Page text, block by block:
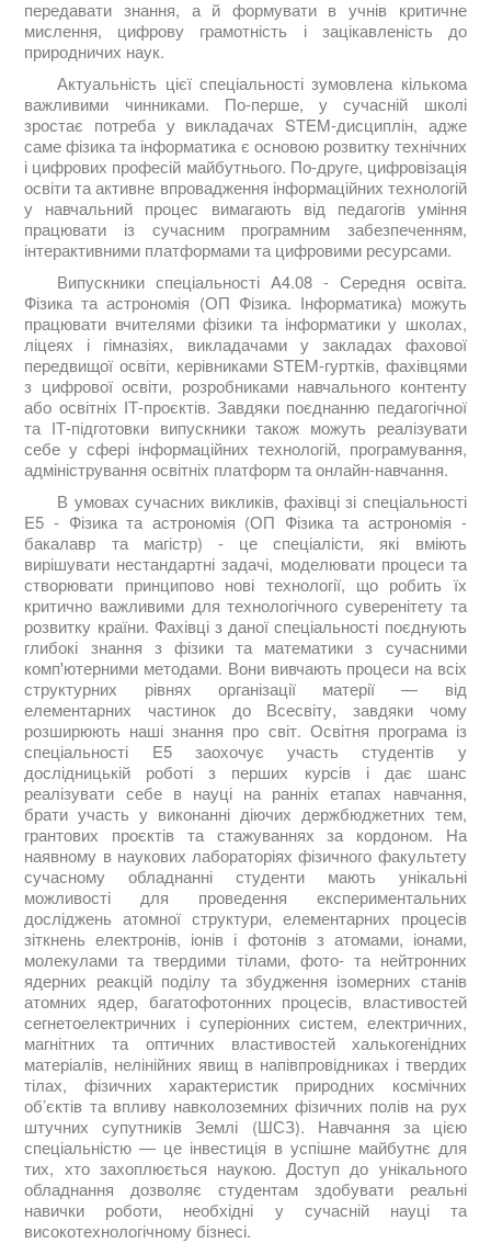
передавати знання, а й формувати в учнів критичне
мислення, цифрову грамотність і зацікавленість до
природничих наук.
Актуальність цієї спеціальності зумовлена кількома
важливими чинниками. По-перше, у сучасній школі
зростає потреба у викладачах STEM-дисциплін, адже
саме фізика та інформатика є основою розвитку технічних
і цифрових професій майбутнього. По-друге, цифровізація
освіти та активне впровадження інформаційних технологій
у навчальний процес вимагають від педагогів уміння
працювати із сучасним програмним забезпеченням,
інтерактивними платформами та цифровими ресурсами.
Випускники спеціальності A4.08 - Середня освіта.
Фізика та астрономія (ОП Фізика. Інформатика) можуть
працювати вчителями фізики та інформатики у школах,
ліцеях і гімназіях, викладачами у закладах фахової
передвищої освіти, керівниками STEM-гуртків, фахівцями
з цифрової освіти, розробниками навчального контенту
або освітніх ІТ-проєктів. Завдяки поєднанню педагогічної
та ІТ-підготовки випускники також можуть реалізувати
себе у сфері інформаційних технологій, програмування,
адміністрування освітніх платформ та онлайн-навчання.
В умовах сучасних викликів, фахівці зі спеціальності
E5 - Фізика та астрономія (ОП Фізика та астрономія -
бакалавр та магістр) - це спеціалісти, які вміють
вирішувати нестандартні задачі, моделювати процеси та
створювати принципово нові технології, що робить їх
критично важливими для технологічного суверенітету та
розвитку країни. Фахівці з даної спеціальності поєднують
глибокі знання з фізики та математики з сучасними
комп'ютерними методами. Вони вивчають процеси на всіх
структурних рівнях організації матерії — від
елементарних частинок до Всесвіту, завдяки чому
розширюють наші знання про світ. Освітня програма із
спеціальності E5 заохочує участь студентів у
дослідницькій роботі з перших курсів і дає шанс
реалізувати себе в науці на ранніх етапах навчання,
брати участь у виконанні діючих держбюджетних тем,
грантових проєктів та стажуваннях за кордоном. На
наявному в наукових лабораторіях фізичного факультету
сучасному обладнанні студенти мають унікальні
можливості для проведення експериментальних
досліджень атомної структури, елементарних процесів
зіткнень електронів, іонів і фотонів з атомами, іонами,
молекулами та твердими тілами, фото- та нейтронних
ядерних реакцій поділу та збудження ізомерних станів
атомних ядер, багатофотонних процесів, властивостей
сегнетоелектричних і суперіонних систем, електричних,
магнітних та оптичних властивостей халькогенідних
матеріалів, нелінійних явищ в напівпровідниках і твердих
тілах, фізичних характеристик природних космічних
об’єктів та впливу навколоземних фізичних полів на рух
штучних супутників Землі (ШСЗ). Навчання за цією
спеціальністю — це інвестиція в успішне майбутнє для
тих, хто захоплюється наукою. Доступ до унікального
обладнання дозволяє студентам здобувати реальні
навички роботи, необхідні у сучасній науці та
високотехнологічному бізнесі.